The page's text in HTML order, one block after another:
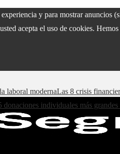
y para mostrar
acepta el uso de cookies.
laboral modernaLas 8 crisis
donaciones individuales más